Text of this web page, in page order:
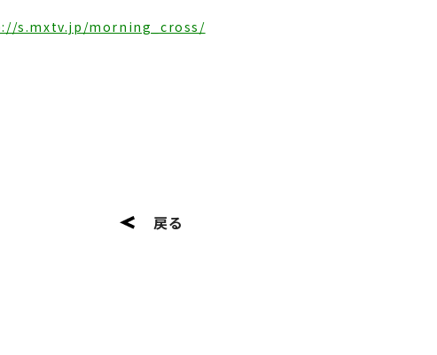
s.mxtv.jp/morning_cross/
戻る